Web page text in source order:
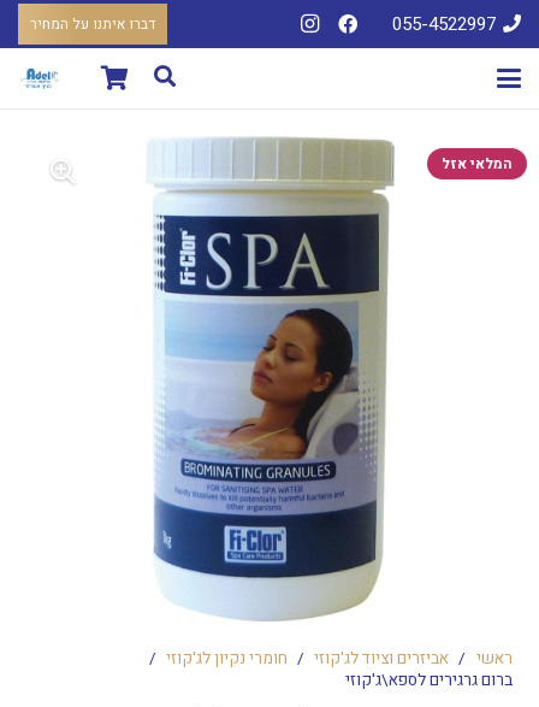
055-4522997 דברו איתנו על המחיר
המלאי אזל
ראשי / אביזרים וציוד לג'קוזי / חומרי נקיון לג'קוזי /
ברום גרגירים לספא\ג'קוזי